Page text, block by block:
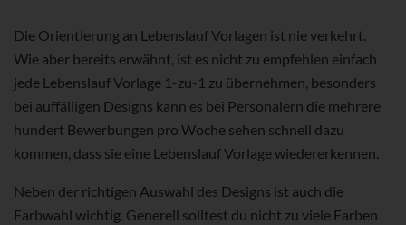
Die Orientierung an Lebenslauf Vorlagen ist nie verkehrt.
Wie aber bereits erwähnt, ist es nicht zu empfehlen einfach
jede Lebenslauf Vorlage 1-zu-1 zu übernehmen, besonders
bei auffälligen Designs kann es bei Personalern die mehrere
hundert Bewerbungen pro Woche sehen schnell dazu
kommen, dass sie eine Lebenslauf Vorlage wiedererkennen.
Neben der richtigen Auswahl des Designs ist auch die
Farbwahl wichtig. Generell solltest du nicht zu viele Farben